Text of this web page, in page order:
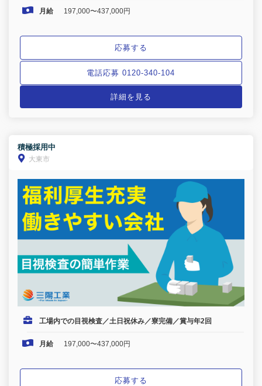
月給 197,000〜437,000円
応募する
電話応募 0120-340-104
詳細を見る
積極採用中
大東市
工場内での目視検査／土日祝休み／寮完備／賞与年2回
月給 197,000〜437,000円
応募する